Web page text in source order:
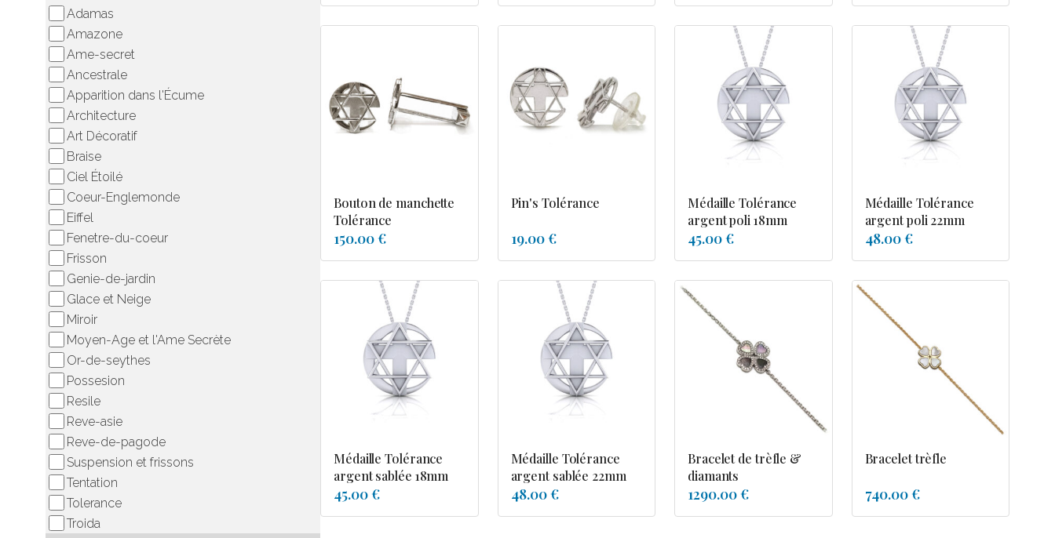
Adamas
Amazone
Ame-secret
Ancestrale
Apparition dans l'Écume
Architecture
Art Décoratif
Braise
Ciel Étoilé
Coeur-Englemonde
Eiffel
Fenetre-du-coeur
Frisson
Genie-de-jardin
Glace et Neige
Miroir
Moyen-Age et l'Ame Secrète
Or-de-seythes
Possesion
Resile
Reve-asie
Reve-de-pagode
Suspension et frissons
Tentation
Tolerance
Troida
Bouton de manchette
Tolérance
150.00 €
Pin's Tolérance
19.00 €
Médaille Tolérance
argent poli 18mm
45.00 €
Médaille Tolérance
argent poli 22mm
48.00 €
Médaille Tolérance
argent sablée 18mm
45.00 €
Médaille Tolérance
argent sablée 22mm
48.00 €
Bracelet de trèfle &
diamants
1290.00 €
Bracelet trèfle
740.00 €